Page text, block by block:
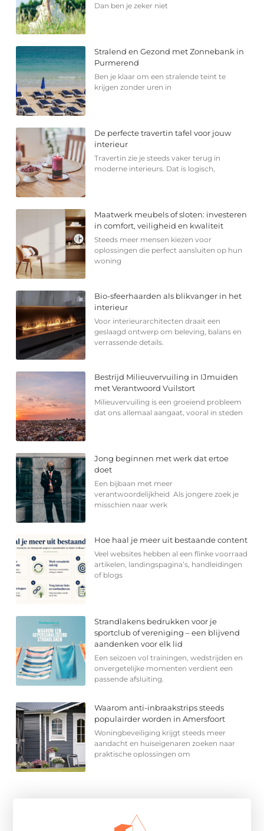
Dan ben je zeker niet
Stralend en Gezond met Zonnebank in
Purmerend
Ben je klaar om een stralende teint te
krijgen zonder uren in
De perfecte travertin tafel voor jouw
interieur
Travertin zie je steeds vaker terug in
moderne interieurs. Dat is logisch,
Maatwerk meubels of sloten: investeren
in comfort, veiligheid en kwaliteit
Steeds meer mensen kiezen voor
oplossingen die perfect aansluiten op hun
woning
Bio-sfeerhaarden als blikvanger in het
interieur
Voor interieurarchitecten draait een
geslaagd ontwerp om beleving, balans en
verrassende details.
Bestrijd Milieuvervuiling in IJmuiden
met Verantwoord Vuilstort
Milieuvervuiling is een groeiend probleem
dat ons allemaal aangaat, vooral in steden
Jong beginnen met werk dat ertoe
doet
Een bijbaan met meer
verantwoordelijkheid Als jongere zoek je
misschien naar werk
Hoe haal je meer uit bestaande content
Veel websites hebben al een flinke voorraad
artikelen, landingspagina’s, handleidingen
of blogs
Strandlakens bedrukken voor je
sportclub of vereniging – een blijvend
aandenken voor elk lid
Een seizoen vol trainingen, wedstrijden en
onvergetelijke momenten verdient een
passende afsluiting.
Waarom anti-inbraakstrips steeds
populairder worden in Amersfoort
Woningbeveiliging krijgt steeds meer
aandacht en huiseigenaren zoeken naar
praktische oplossingen om